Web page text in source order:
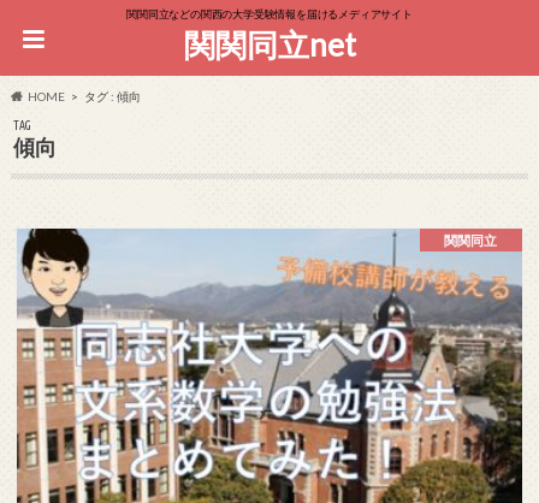
関関同立などの関西の大学受験情報を届けるメディアサイト
関関同立net
HOME タグ : 傾向
TAG
傾向
関関同立